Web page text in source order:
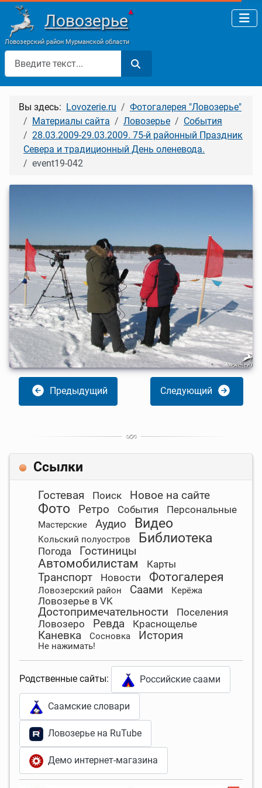
Ловозерье▲
Ловозерский район Мурманской области
Поиск
Вы здесь: Lovozerie.ru
Фотогалерея "Ловозерье"
Материалы сайта
Ловозерье
События
28.03.2009-29.03.2009. 75-й районный Праздник
Севера и традиционный День оленевода.
event19-042
Предыдущий Следующий
Ссылки
Гостевая Поиск Новое на сайте
Фото Ретро События Персональные
Мастерские Аудио Видео
Кольский полуостров Библиотека
Погода Гостиницы
Автомобилистам Карты
Транспорт Новости Фотогалерея
Ловозерский район Саами Керёжа
Ловозерье в VK
Достопримечательности
Поселения
Ловозеро
Ревда Краснощелье
Каневка Сосновка История
Не нажимать!
Родственные сайты: Российские саами
Саамские словари
Ловозерье на RuTube
Демо интернет-магазина